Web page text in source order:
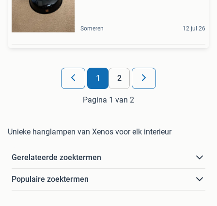
Someren 12 jul 26
1 2
Pagina 1 van 2
Unieke hanglampen van Xenos voor elk interieur
Gerelateerde zoektermen
Populaire zoektermen